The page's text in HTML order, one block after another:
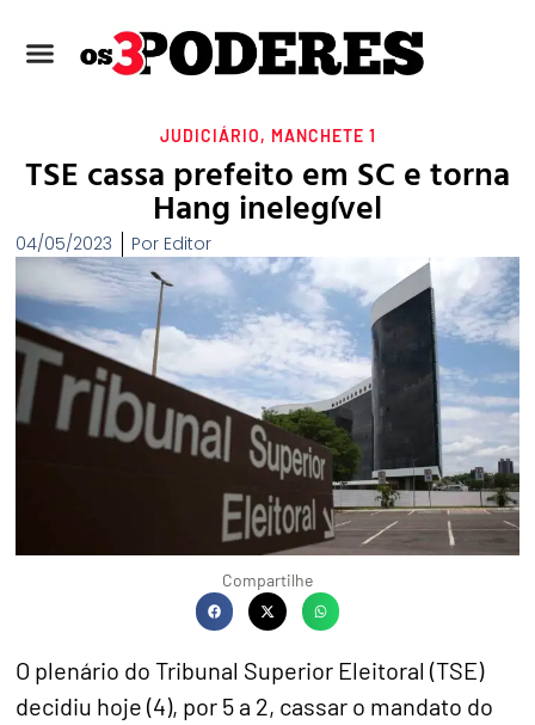
JUDICIÁRIO, MANCHETE 1
TSE cassa prefeito em SC e torna
Hang inelegível
04/05/2023 Por Editor
Compartilhe
O plenário do Tribunal Superior Eleitoral (TSE)
decidiu hoje (4), por 5 a 2, cassar o mandato do